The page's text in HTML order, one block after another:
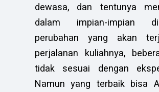
dewasa, dan tentunya
dalam impian-impian
perubahan yang akan
perjalanan kuliahnya,
tidak sesuai dengan
Namun yang terbaik bisa